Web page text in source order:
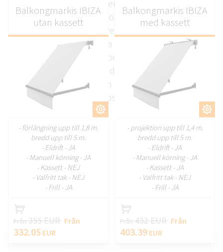
Knalls balkongmarkiser för flerbostadshus är
skräddarsydda för att möta de specifika behoven i
stadslivet. De minskar överdrivet solljus, hjälper till
att upprätthålla en behagligare
inomhustemperatur och gör balkonger mer
användbara under hela dagen. Deras rena design
och exakta passform gör att de smälter in
naturligt med bostadshusfasader.
Balkongmarkis IBIZA
utan kassett
- förlängning upp till 1,8 m.
bredd upp till 5 m.
- Eldrift - JA
- Manuell körning - JA
- Kassett - NEJ
- Valfritt tak - NEJ
- Frill - JA
Från355 EUR Från
332.05 EUR
Balkongmarkis IBIZA
med kassett
- projektion upp till 1,4 m.
bredd upp till 5 m.
- Eldrift - JA
- Manuell körning - JA
- Kassett - JA
- Valfritt tak - NEJ
- Frill - JA
Från432 EUR Från
403.39 EUR